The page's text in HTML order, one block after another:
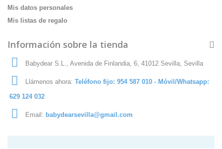
Mis datos personales
Mis listas de regalo
Información sobre la tienda
Babydear S.L., Avenida de Finlandia, 6, 41012 Sevilla, Sevilla
Llámenos ahora: Teléfono fijo: 954 587 010 - Móvil/Whatsapp:
629 124 032
Email: babydearsevilla@gmail.com